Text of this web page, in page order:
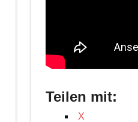
Teilen mit:
X